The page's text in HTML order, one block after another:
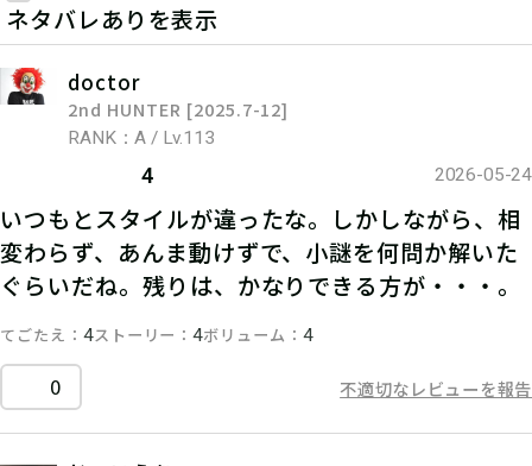
ネタバレありを表示
doctor
2nd HUNTER [2025.7-12]
RANK：A / Lv.113
4 2026-05-24
いつもとスタイルが違ったな。しかしながら、相
変わらず、あんま動けずで、小謎を何問か解いた
ぐらいだね。残りは、かなりできる方が・・・。
てごたえ 4ストーリー 4ボリューム 4
0 不適切なレビューを報告